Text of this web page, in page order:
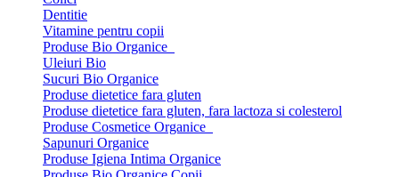
Dentitie
Vitamine pentru copii
Produse Bio Organice
Uleiuri Bio
Sucuri Bio Organice
Produse dietetice fara gluten
Produse dietetice fara gluten, fara lactoza si colesterol
Produse Cosmetice Organice
Sapunuri Organice
Produse Igiena Intima Organice